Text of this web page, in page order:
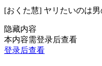
[おくた慧] ヤリたいのは
隐藏内容
本内容需登录后查看
登录后查看